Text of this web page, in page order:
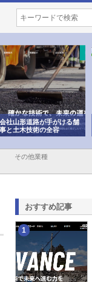
社山形道路が手がける舗
と土木技術の全容
その他業種
おすすめ記事
1